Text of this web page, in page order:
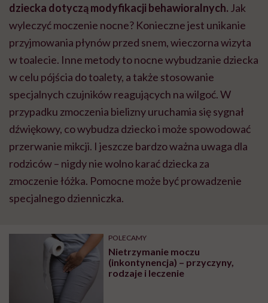
dziecka dotyczą modyfikacji behawioralnych. Jak
wyleczyć moczenie nocne? Konieczne jest unikanie
przyjmowania płynów przed snem, wieczorna wizyta
w toalecie. Inne metody to nocne wybudzanie dziecka
w celu pójścia do toalety, a także stosowanie
specjalnych czujników reagujących na wilgoć. W
przypadku zmoczenia bielizny uruchamia się sygnał
dźwiękowy, co wybudza dziecko i może spowodować
przerwanie mikcji. I jeszcze bardzo ważna uwaga dla
rodziców – nigdy nie wolno karać dziecka za
zmoczenie łóżka. Pomocne może być prowadzenie
specjalnego dzienniczka.
POLECAMY
Nietrzymanie moczu
(inkontynencja) – przyczyny,
rodzaje i leczenie